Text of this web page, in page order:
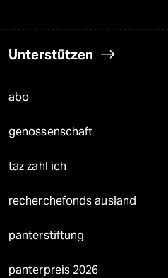
Unterstützen
abo
genossenschaft
taz zahl ich
recherchefonds ausland
panterstiftung
panterpreis 2026